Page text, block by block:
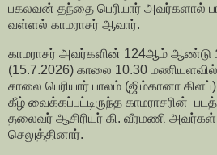
பகலவன் தந்தை பெரியார் அவர்களால்
வள்ளல் காமராசர் ஆவார்.
காமராசர் அவர்களின் 124ஆம் ஆண்டு
(15.7.2026) காலை 10.30
சாலை பெரியார் பாலம் (ஜிம்கானா
கீழ் வைக்கப்பட்டிருந்த காமராசரின்
தலைவர் ஆசிரியர் கி. வீரமணி அவர்கள்
செலுத்தினார்.